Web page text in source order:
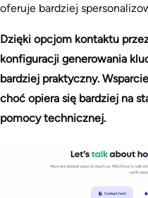
oferuje bardziej
Dzięki opcjom kontaktu
konfiguracji generowania
bardziej praktyczny.
choć opiera się bardziej na
pomocy technicznej.